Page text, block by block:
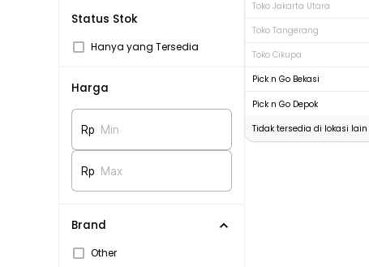
Status Stok
Hanya yang Tersedia
Harga
Rp Min
Rp Max
Brand
Other
Toko Jakarta Utara
Toko Tangerang
Toko Cikupa
Pick n Go Bekasi
Pick n Go Depok
Tidak tersedia di lokasi lain